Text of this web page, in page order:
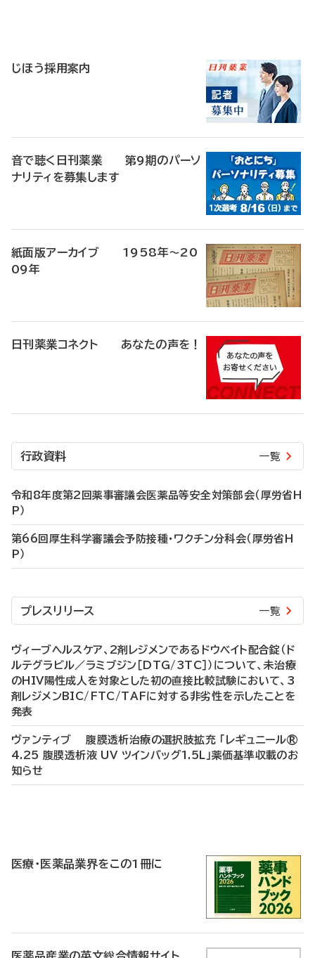
じほう採用案内
音で聴く日刊薬業 第9期のパーソ
ナリティを募集します
紙面版アーカイブ 1958年～20
09年
日刊薬業コネクト あなたの声を！
行政資料 一覧
令和8年度第2回薬事審議会医薬品等安全対策部会（厚労省H
P）
第66回厚生科学審議会予防接種・ワクチン分科会（厚労省H
P）
プレスリリース 一覧
ヴィーブヘルスケア、2剤レジメンであるドウベイト配合錠（ド
ルテグラビル／ラミブジン［DTG/3TC］）について、未治療
のHIV陽性成人を対象とした初の直接比較試験において、3
剤レジメンBIC/FTC/TAFに対する非劣性を示したことを
発表
ヴァンティブ 腹膜透析治療の選択肢拡充 「レギュニール®
4.25 腹膜透析液 UV ツインバッグ1.5L」薬価基準収載のお
知らせ
医療・医薬品業界をこの1冊に